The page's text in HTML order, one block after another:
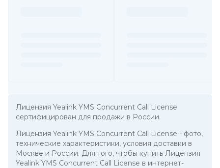
Лицензия Yealink YMS Concurrent Call License
сертифицирован для продажи в России.
Лицензия Yealink YMS Concurrent Call License - фото,
технические характеристики, условия доставки в
Москве и России. Для того, чтобы купить Лицензия
Yealink YMS Concurrent Call License в интернет-